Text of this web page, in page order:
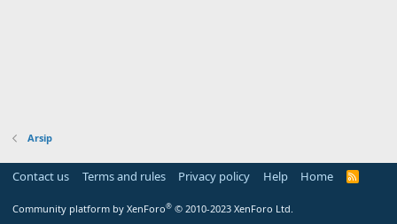
Arsip
Contact us Terms and rules Privacy policy Help Home
R
Community platform by XenForo® © 2010-2023 XenForo Ltd.